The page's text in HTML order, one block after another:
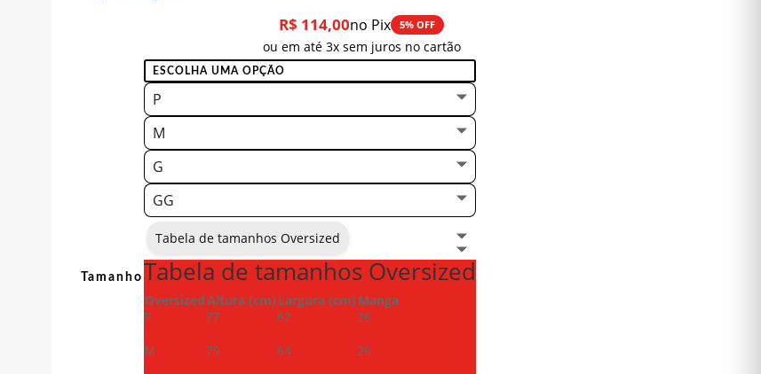
R$ 114,00no Pix 5% OFF
ou em até 3x sem juros no cartão
Tamanho
P
M
G
GG
Tabela de tamanhos Oversized
Tabela de tamanhos Oversized
OversizedAltura (cm) Largura (cm) Manga
P
77 62
26
M
79 64
26